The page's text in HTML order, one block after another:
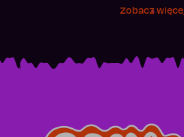
Zobacz więcej